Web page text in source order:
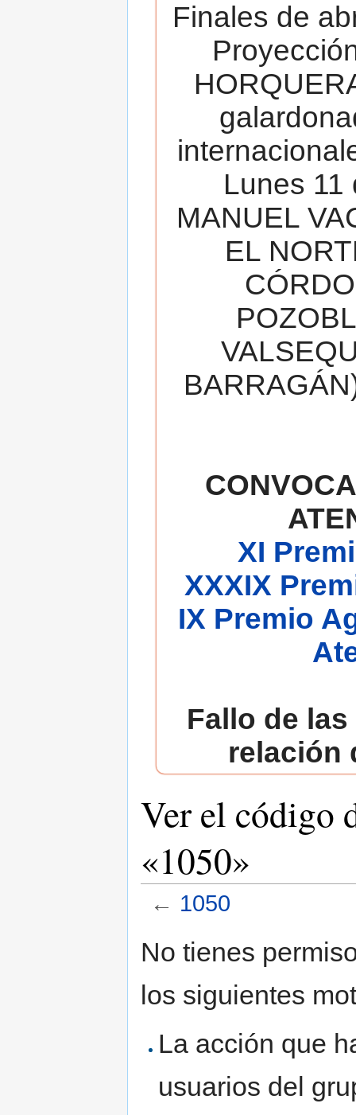
Finales de
Lunes 11
MANUEL
EL
XI
XXXIX
IX Premio
Fallo de
relación
Ver el código
«1050»
← 1050
No tienes
los siguientes
La acción que
usuarios del